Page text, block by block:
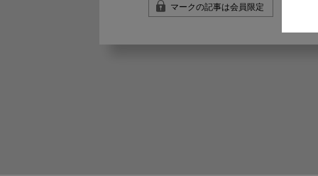
マークの記事は会員限定